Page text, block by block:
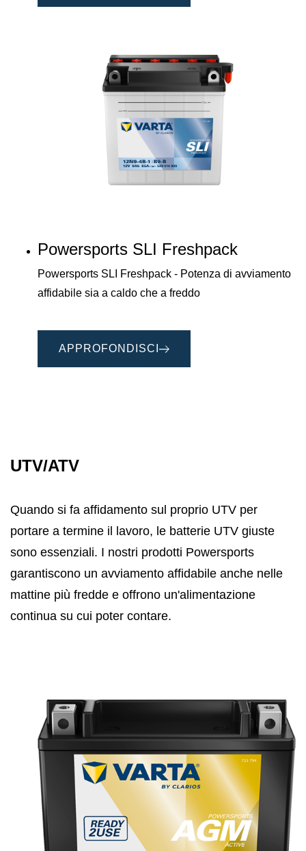
Powersports SLI Freshpack
Powersports SLI Freshpack - Potenza di avviamento
affidabile sia a caldo che a freddo
APPROFONDISCI
UTV/ATV
Quando si fa affidamento sul proprio UTV per
portare a termine il lavoro, le batterie UTV giuste
sono essenziali. I nostri prodotti Powersports
garantiscono un avviamento affidabile anche nelle
mattine più fredde e offrono un'alimentazione
continua su cui poter contare.